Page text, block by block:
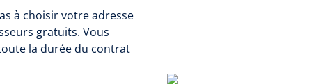
à choisir votre adresse
gratuits. Vous
la durée du contrat